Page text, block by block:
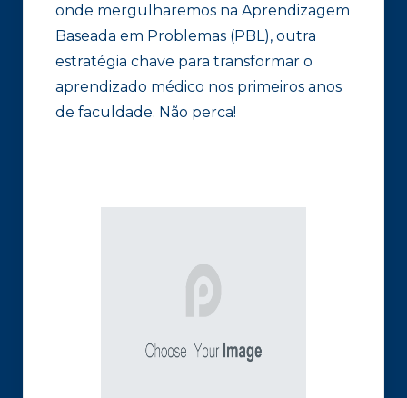
onde mergulharemos na Aprendizagem
Baseada em Problemas (PBL), outra
estratégia chave para transformar o
aprendizado médico nos primeiros anos
de faculdade. Não perca!